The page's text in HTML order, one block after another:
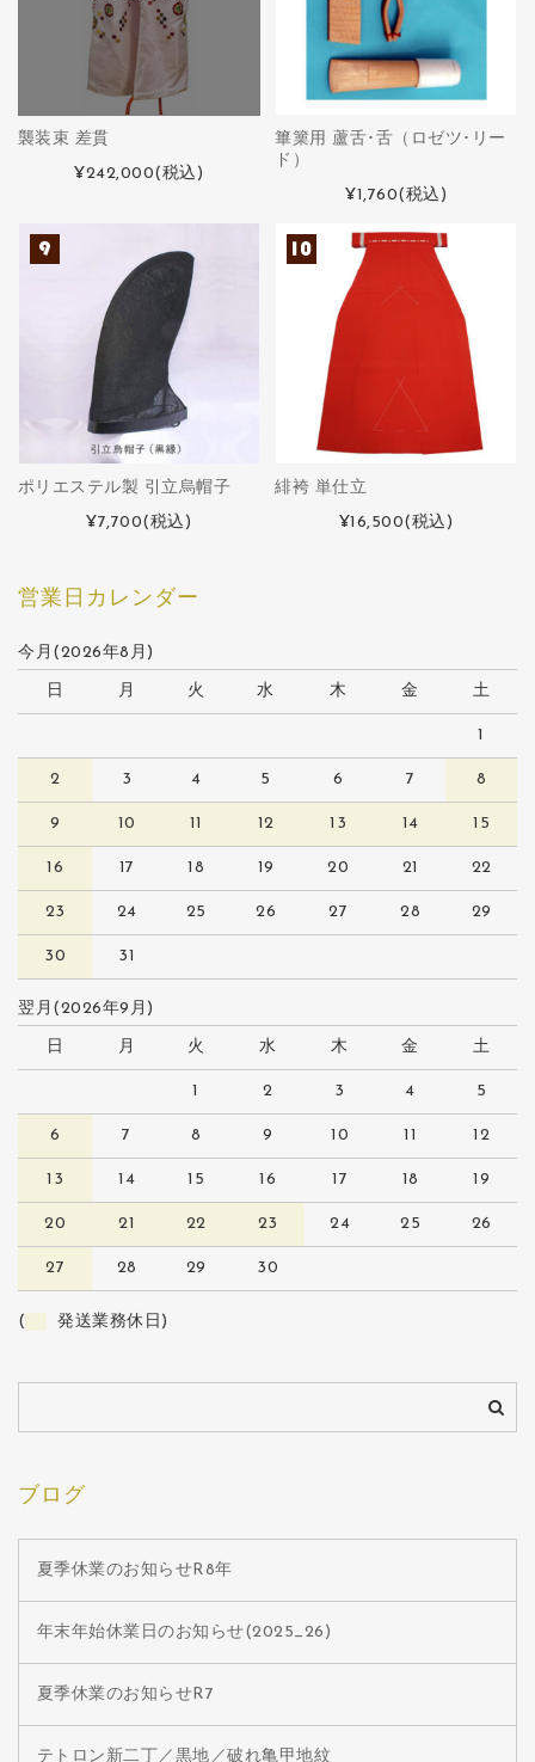
襲装束 差貫
¥242,000(税込)
篳篥用 蘆舌･舌（ロゼツ･リー
ド）
¥1,760(税込)
ポリエステル製 引立烏帽子
¥7,700(税込)
緋袴 単仕立
¥16,500(税込)
営業日カレンダー
今月(2026年8月)
日 月 火 水 木 金 土
1
2 3 4 5 6 7 8
9 10 11 12 13 14 15
16 17 18 19 20 21 22
23 24 25 26 27 28 29
30 31
翌月(2026年9月)
日 月 火 水 木 金 土
1 2 3 4 5
6 7 8 9 10 11 12
13 14 15 16 17 18 19
20 21 22 23 24 25 26
27 28 29 30
( 発送業務休日)
ブログ
夏季休業のお知らせR8年
年末年始休業日のお知らせ(2025_26)
夏季休業のお知らせR7
テトロン新二丁／黒地／破れ亀甲地紋